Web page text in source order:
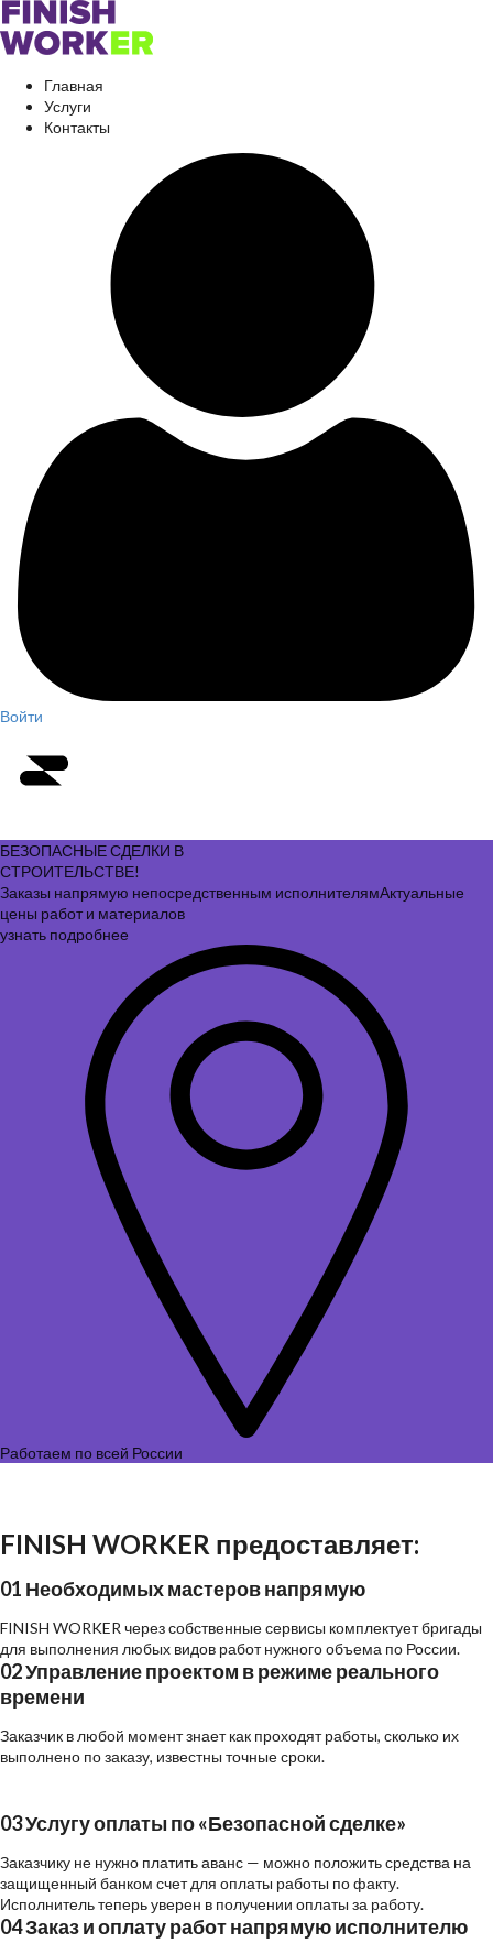
Главная
Услуги
Контакты
Войти
БЕЗОПАСНЫЕ СДЕЛКИ В
СТРОИТЕЛЬСТВЕ!
Заказы напрямую непосредственным исполнителямАктуальные
цены работ и материалов
узнать подробнее
Работаем по всей России
FINISH WORKER предоставляет:
01 Необходимых мастеров напрямую
FINISH WORKER через собственные сервисы комплектует бригады
для выполнения любых видов работ нужного объема по России.
02Управление проектом в режиме реального
времени
Заказчик в любой момент знает как проходят работы, сколько их
выполнено по заказу, известны точные сроки.
03Услугу оплаты по «Безопасной сделке»
Заказчику не нужно платить аванс — можно положить средства на
защищенный банком счет для оплаты работы по факту.
Исполнитель теперь уверен в получении оплаты за работу.
04Заказ и оплату работ напрямую исполнителю